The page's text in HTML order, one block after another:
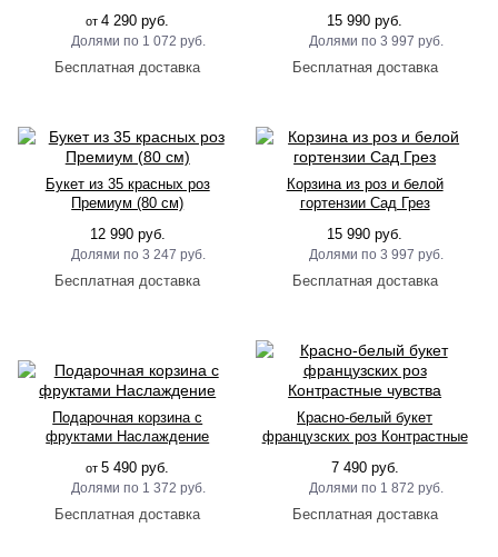
от4 290 руб.
1 072 руб.
15 990 руб.
3 997 руб.
Букет из 35 красных роз
Премиум (80 см)
12 990 руб.
3 247 руб.
Корзина из роз и белой
гортензии Сад Грез
15 990 руб.
3 997 руб.
Подарочная корзина с
фруктами Наслаждение
от5 490 руб.
1 372 руб.
Красно-белый букет
французских роз Контрастные
7 490 руб.
1 872 руб.